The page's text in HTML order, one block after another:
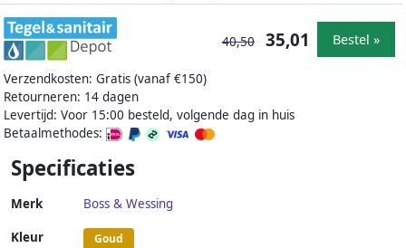
Verzendkosten: Gratis (vanaf €150)
Retourneren: 14 dagen
Levertijd: Voor 15:00 besteld, volgende dag in huis
Betaalmethodes:
40,50 35,01 Bestel »
Specificaties
Merk Boss & Wessing
Kleur Goud